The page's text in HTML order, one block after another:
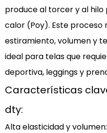
dty
2.1
Comparación:
poliéster
dty
vs.
otros
de
poliéster
produce al torcer y al
calor (Poy). Este proceso
estiramiento, volumen y
ideal para telas que
deportiva, leggings y
Características
dty:
Alta elasticidad y